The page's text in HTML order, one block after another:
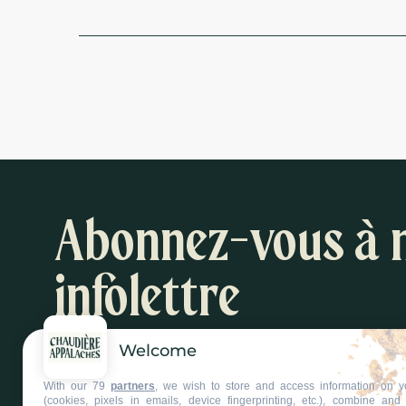
Abonnez-vous à
infolettre
Inspirations et suggestions d'activités
S'abonner à l'infolettre
Welcome
With our 79 partners, we wish to store and access information on
(cookies, pixels in emails, device fingerprinting, etc.), combine and